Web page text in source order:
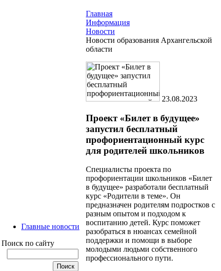
Главные новости
Поиск по сайту
Главная
Информация
Новости
Новости образования Архангельской
области
23.08.2023
Проект «Билет в будущее»
запустил бесплатный
профориентационный курс
для родителей школьников
Специалисты проекта по
профориентации школьников «Билет
в будущее» разработали бесплатный
курс «Родители в теме». Он
предназначен родителям подростков с
разным опытом и подходом к
воспитанию детей. Курс поможет
разобраться в нюансах семейной
поддержки и помощи в выборе
молодыми людьми собственного
профессионального пути.